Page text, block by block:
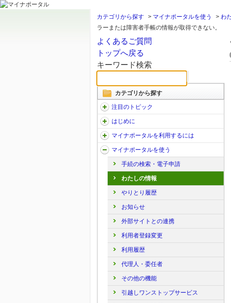
カテゴリから探す > マイナポータルを使う > わ
ラーまたは障害者手帳の情報が取得できない。
よくあるご質問
トップへ戻る
キーワード検索
カテゴリから探す
注目のトピック
はじめに
マイナポータルを利用するには
マイナポータルを使う
手続の検索・電子申請
わたしの情報
やりとり履歴
お知らせ
外部サイトとの連携
利用者登録変更
利用履歴
代理人・委任者
その他の機能
引越しワンストップサービス